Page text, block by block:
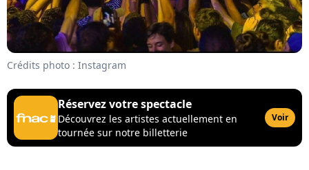
Crédits photo : Instagram
Réservez votre spectacle
Découvrez les artistes actuellement en
tournée sur notre billetterie
Voir